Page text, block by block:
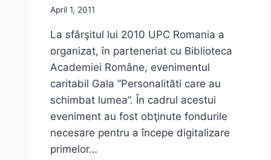
April 1, 2011
La sfârşitul lui 2010 UPC Romania a
organizat, în parteneriat cu Biblioteca
Academiei Române, evenimentul
caritabil Gala ”Personalităti care au
schimbat lumea”. În cadrul acestui
eveniment au fost obţinute fondurile
necesare pentru a începe digitalizare
primelor…